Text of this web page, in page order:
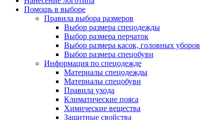
Помощь в выборе
Правила выбора размеров
Выбор размера спецодежды
Выбор размера перчаток
Выбор размера касок, головных уборов
Выбор размера спецобуви
Информация по спецодежде
Материалы спецодежды
Материалы спецобуви
Правила ухода
Климатические пояса
Химические вещества
Защитные свойства